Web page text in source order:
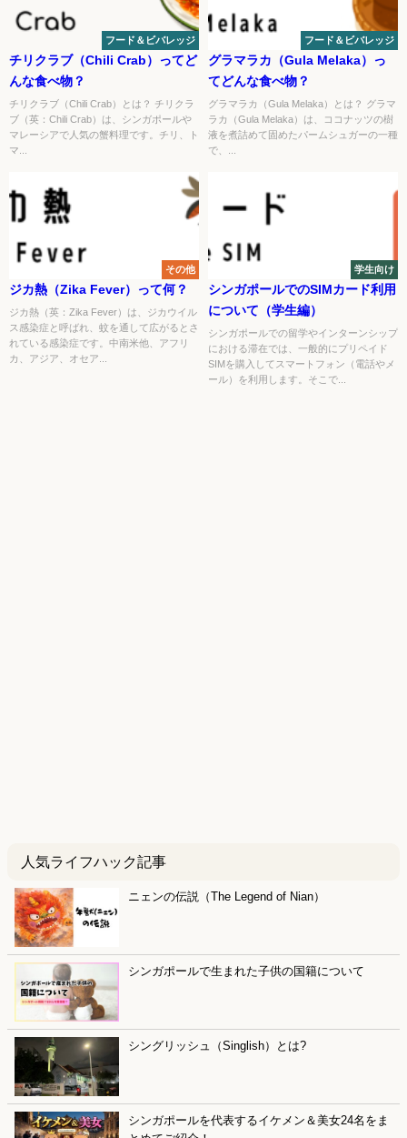
フード＆ビバレッジ
チリクラブ（Chili Crab）ってど
んな食べ物？
チリクラブ（Chili Crab）とは？ チリクラ
ブ（英：Chili Crab）は、シンガポールや
マレーシアで人気の蟹料理です。チリ、ト
マ...
フード＆ビバレッジ
グラマラカ（Gula Melaka）っ
てどんな食べ物？
グラマラカ（Gula Melaka）とは？ グラマ
ラカ（Gula Melaka）は、ココナッツの樹
液を煮詰めて固めたパームシュガーの一種
で、...
その他
ジカ熱（Zika Fever）って何？
ジカ熱（英：Zika Fever）は、ジカウイル
ス感染症と呼ばれ、蚊を通して広がるとさ
れている感染症です。中南米他、アフリ
カ、アジア、オセア...
学生向け
シンガポールでのSIMカード利用
について（学生編）
シンガポールでの留学やインターンシップ
における滞在では、一般的にプリペイド
SIMを購入してスマートフォン（電話やメ
ール）を利用します。そこで...
人気ライフハック記事
ニェンの伝説（The Legend of Nian）
シンガポールで生まれた子供の国籍について
シングリッシュ（Singlish）とは?
シンガポールを代表するイケメン＆美女24名をま